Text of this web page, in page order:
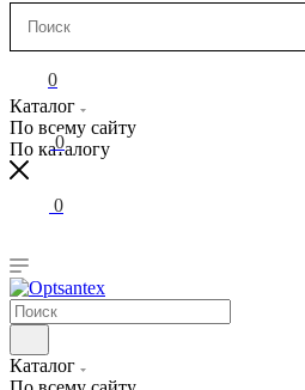
Каталог
По всему сайту
По каталогу
0
0
0
Каталог